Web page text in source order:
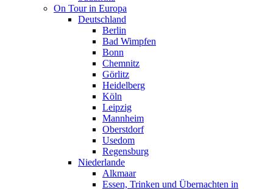
On Tour in Europa
Deutschland
Berlin
Bad Wimpfen
Bonn
Chemnitz
Görlitz
Heidelberg
Köln
Leipzig
Mannheim
Oberstdorf
Usedom
Regensburg
Niederlande
Alkmaar
Essen, Trinken und Übernachten in